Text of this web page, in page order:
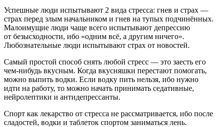
Успешные люди испытывают 2 вида стресса: гнев и страх —
страх перед злым начальником и гнев на тупых подчинённых.
Малоимущие люди чаще всего испытывают депрессию
от безысходности, ибо «одним всё, а другим ничего».
Любознательные люди испытывают страх от новостей.
Самый простой способ снять любой стресс — это заесть его
чем-нибудь вкусным. Когда вкусняшки перестают помогать,
можно выпить водки. Если водку пить нельзя, ибо нужно
идти на работу, то можно начать принимать седативные,
нейролептики и антидепрессанты.
Спорт как лекарство от стресса не рассматривается, ибо после
сладостей, водки и таблеток спортом заниматься лень.